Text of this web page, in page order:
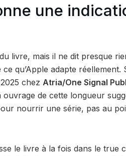
une
livre, mais il ne dit presque
qu’Apple adapte réellement.
chez Atria/One Signal
ouvrage de cette longueur
nourrir une série, pas au
le livre à la fois dans le